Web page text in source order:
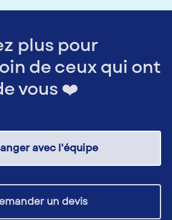
plus pour
de ceux qui ont
vous ❤️
avec l'équipe
un devis